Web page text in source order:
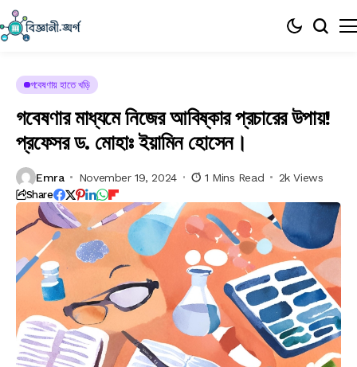
গবেষণায় হাতে খড়ি
গবেষণার মাধ্যমে নিজের আবিষ্কার প্রচারের উপায়!
প্রফেসর ড. মোহাঃ ইয়ামিন হোসেন।
Emra November 19, 2024 1 Mins Read 2k Views
Share